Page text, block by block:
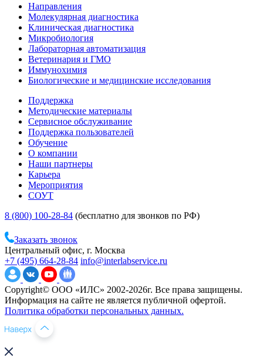
Направления
Молекулярная диагностика
Клиническая диагностика
Микробиология
Лабораторная автоматизация
Ветеринария и ГМО
Иммунохимия
Биологические и медицинские исследования
Поддержка
Методические материалы
Сервисное обслуживание
Поддержка пользователей
Обучение
О компании
Наши партнеры
Карьера
Мероприятия
СОУТ
8 (800) 100-28-84 (бесплатно для звонков по РФ)
Заказать звонок
Центральный офис, г. Москва
+7 (495) 664-28-84 info@interlabservice.ru
Copyright© ООО «ИЛС» 2002-2026г. Все права защищены.
Информация на сайте не является публичной офертой.
Политика обработки персональных данных.